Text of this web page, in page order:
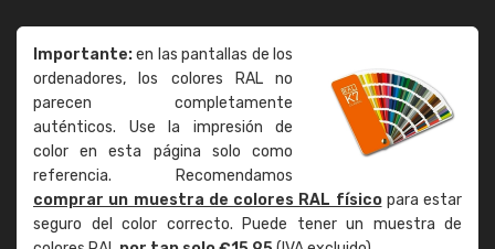
Importante:en las pantallas de los
ordenadores, los colores RAL no
parecen completamente
auténticos. Use la impresión de
color en esta página solo como
referencia. Recomendamos
comprar un muestra de colores RAL físicopara estar
seguro del color correcto. Puede tener un muestra de